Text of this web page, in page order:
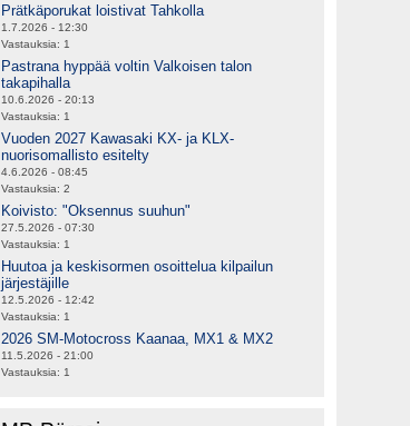
Prätkäporukat loistivat Tahkolla
1.7.2026 - 12:30
Vastauksia: 1
Pastrana hyppää voltin Valkoisen talon
takapihalla
10.6.2026 - 20:13
Vastauksia: 1
Vuoden 2027 Kawasaki KX- ja KLX-
nuorisomallisto esitelty
4.6.2026 - 08:45
Vastauksia: 2
Koivisto: "Oksennus suuhun"
27.5.2026 - 07:30
Vastauksia: 1
Huutoa ja keskisormen osoittelua kilpailun
järjestäjille
12.5.2026 - 12:42
Vastauksia: 1
2026 SM-Motocross Kaanaa, MX1 & MX2
11.5.2026 - 21:00
Vastauksia: 1